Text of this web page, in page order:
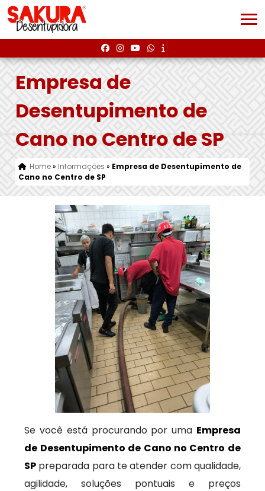
Empresa de
Desentupimento de
Cano no Centro de SP
Home» Informações » Empresa de Desentupimento de
Cano no Centro de SP
Se você está procurando por uma Empresa
de Desentupimento de Cano no Centro de
SP preparada para te atender com qualidade,
agilidade, soluções pontuais e preços